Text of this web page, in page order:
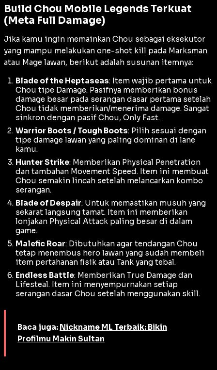
Build Chou Mobile Legends Terkuat
(Meta Full Damage)
Jika kamu ingin memainkan Chou sebagai eksekutor
yang mampu melakukan one-shot kill pada Marksman
atau Mage lawan, berikut adalah susunan itemnya:
Blade of the Heptaseas: Item wajib pertama untuk
Chou tipe Damage. Pasifnya memberikan bonus
damage besar pada serangan dasar pertama setelah
Chou tidak memberikan/menerima damage. Sangat
sinkron dengan pasif Chou, Only Fast.
Warrior Boots / Tough Boots: Pilih sesuai dengan
tipe damage lawan yang paling dominan di lane
kamu.
Hunter Strike: Memberikan Physical Penetration
dan tambahan Movement Speed. Item ini membuat
Chou semakin lincah setelah melancarkan kombo
serangan.
Blade of Despair: Untuk memastikan musuh yang
sekarat langsung tamat. Item ini memberikan
lonjakan Physical Attack paling besar di dalam
game.
Malefic Roar: Dibutuhkan agar tendangan Chou
tetap menembus hero lawan yang sudah membeli
item pertahanan fisik atau Tank yang tebal.
Endless Battle: Memberikan True Damage dan
Lifesteal. Item ini menyempurnakan setiap
serangan dasar Chou setelah menggunakan skill.
Baca juga: Nickname ML Terbaik: Bikin
Profilmu Makin Sultan